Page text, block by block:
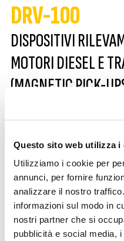
Questo sito web utilizza i
Utilizziamo i cookie per
annunci, per fornire
analizzare il nostro
informazioni sul modo in
nostri partner che si
pubblicità e social media,
DRV-100
DISPOSITIVI
MOTORI DIESEL E
(MAGNETIC PICK-
FUNZIONAMENTO
DATI TECNICI